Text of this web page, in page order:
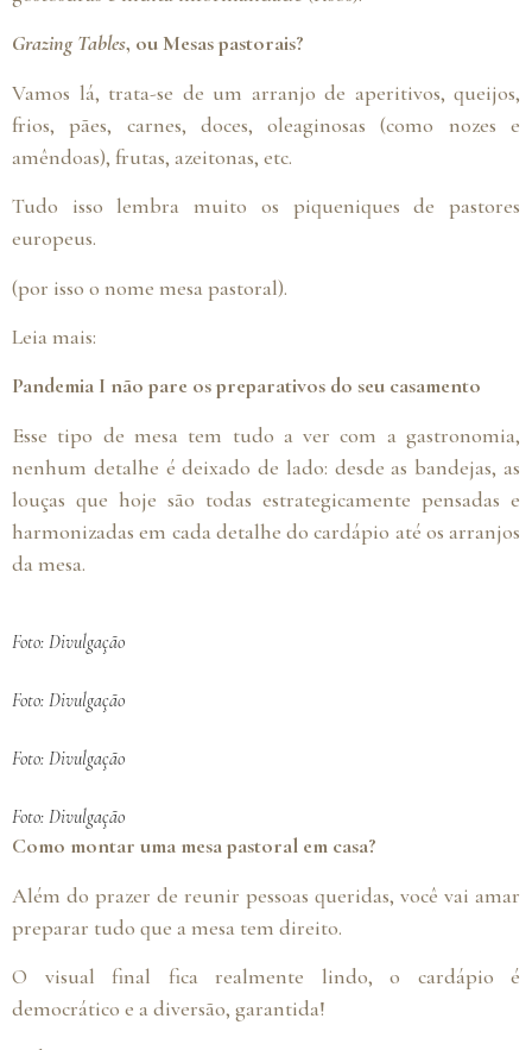
Grazing Tables, ou Mesas pastorais?
Vamos lá, trata-se de um arranjo de aperitivos, queijos,
frios, pães, carnes, doces, oleaginosas (como nozes e
amêndoas), frutas, azeitonas, etc.
Tudo isso lembra muito os piqueniques de pastores
europeus.
(por isso o nome mesa pastoral).
Leia mais:
Pandemia I não pare os preparativos do seu casamento
Esse tipo de mesa tem tudo a ver com a gastronomia,
nenhum detalhe é deixado de lado: desde as bandejas, as
louças que hoje são todas estrategicamente pensadas e
harmonizadas em cada detalhe do cardápio até os arranjos
da mesa.
Foto: Divulgação
Foto: Divulgação
Foto: Divulgação
Foto: Divulgação
Como montar uma mesa pastoral em casa?
Além do prazer de reunir pessoas queridas, você vai amar
preparar tudo que a mesa tem direito.
O visual final fica realmente lindo, o cardápio é
democrático e a diversão, garantida!